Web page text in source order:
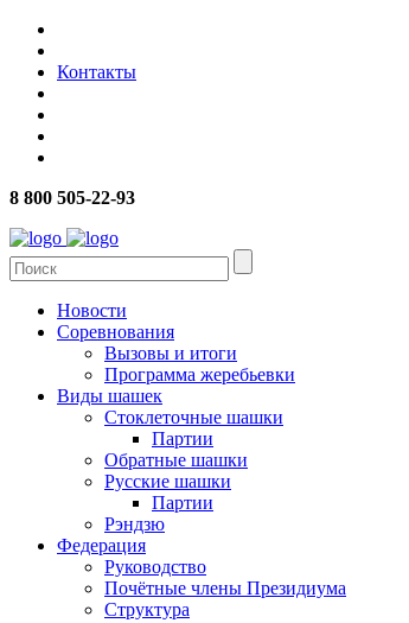
Контакты
8 800 505-22-93
Новости
Соревнования
Вызовы и итоги
Программа жеребьевки
Виды шашек
Стоклеточные шашки
Партии
Обратные шашки
Русские шашки
Партии
Рэндзю
Федерация
Руководство
Почётные члены Президиума
Структура